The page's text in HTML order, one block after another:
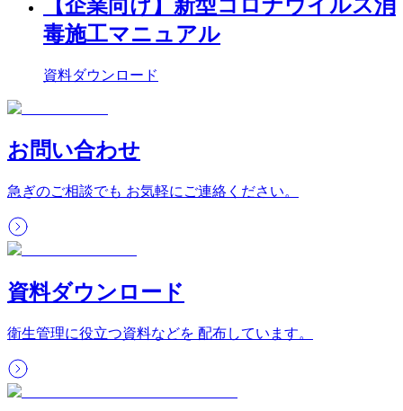
【企業向け】新型コロナウイルス消
毒施工マニュアル
資料ダウンロード
お問い合わせ
急ぎのご相談でも お気軽にご連絡ください。
資料ダウンロード
衛生管理に役立つ資料などを 配布しています。